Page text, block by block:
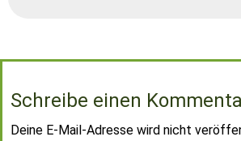
Schreibe einen
Deine E-Mail-Adresse wird nicht